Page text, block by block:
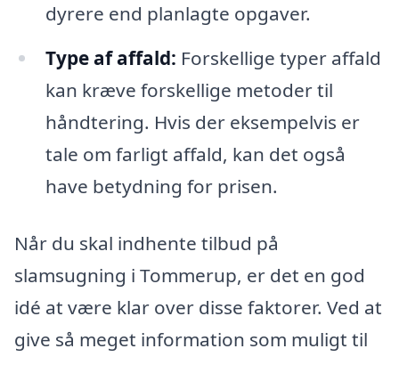
dyrere end planlagte opgaver.
Type af affald: Forskellige typer affald
kan kræve forskellige metoder til
håndtering. Hvis der eksempelvis er
tale om farligt affald, kan det også
have betydning for prisen.
Når du skal indhente tilbud på
slamsugning i Tommerup, er det en god
idé at være klar over disse faktorer. Ved at
give så meget information som muligt til